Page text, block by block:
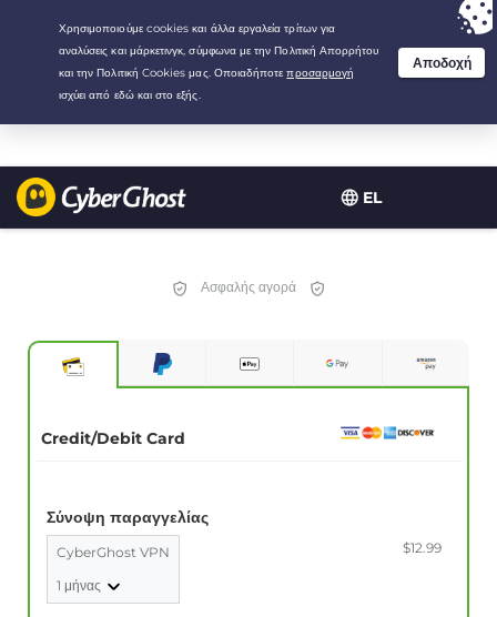
EL
Your choice:The Best Dealfor 2.1666666666667-years at $
/month
Ασφαλής αγορά
Credit/Debit Card
Σύνοψη παραγγελίας
CyberGhost VPN
1 μήνας
$12.99